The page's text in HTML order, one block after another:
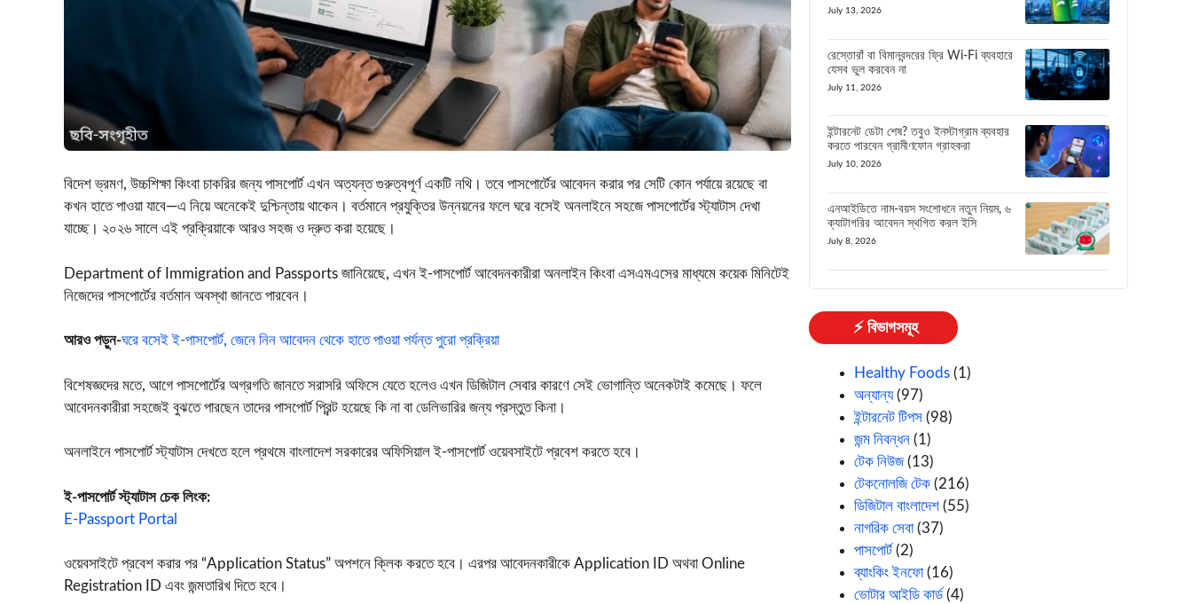
বিদেশ ভ্রমণ, উচ্চশিক্ষা কিংবা চাকরির জন্য পাসপোর্ট এখন অত্যন্ত গুরুত্বপূর্ণ একটি নথি। তবে পাসপোর্টের আবেদন করার পর সেটি কোন পর্যায়ে রয়েছে বা
কখন হাতে পাওয়া যাবে—এ নিয়ে অনেকেই দুশ্চিন্তায় থাকেন। বর্তমানে প্রযুক্তির উন্নয়নের ফলে ঘরে বসেই অনলাইনে সহজে পাসপোর্টের স্ট্যাটাস দেখা
যাচ্ছে। ২০২৬ সালে এই প্রক্রিয়াকে আরও সহজ ও দ্রুত করা হয়েছে।
Department of Immigration and Passports জানিয়েছে, এখন ই-পাসপোর্ট আবেদনকারীরা অনলাইন কিংবা এসএমএসের মাধ্যমে কয়েক মিনিটেই
নিজেদের পাসপোর্টের বর্তমান অবস্থা জানতে পারবেন।
আরও পড়ুন-ঘরে বসেই ই-পাসপোর্ট, জেনে নিন আবেদন থেকে হাতে পাওয়া পর্যন্ত পুরো প্রক্রিয়া
বিশেষজ্ঞদের মতে, আগে পাসপোর্টের অগ্রগতি জানতে সরাসরি অফিসে যেতে হলেও এখন ডিজিটাল সেবার কারণে সেই ভোগান্তি অনেকটাই কমেছে। ফলে
আবেদনকারীরা সহজেই বুঝতে পারছেন তাদের পাসপোর্ট প্রিন্ট হয়েছে কি না বা ডেলিভারির জন্য প্রস্তুত কিনা।
অনলাইনে পাসপোর্ট স্ট্যাটাস দেখতে হলে প্রথমে বাংলাদেশ সরকারের অফিসিয়াল ই-পাসপোর্ট ওয়েবসাইটে প্রবেশ করতে হবে।
ই-পাসপোর্ট স্ট্যাটাস চেক লিংক:
E-Passport Portal
ওয়েবসাইটে প্রবেশ করার পর “Application Status” অপশনে ক্লিক করতে হবে। এরপর আবেদনকারীকে Application ID অথবা Online
Registration ID এবং জন্মতারিখ দিতে হবে।
July 13, 2026
রেস্তোরাঁ বা বিমানবন্দরের ফ্রি Wi-Fi ব্যবহারে
যেসব ভুল করবেন না
July 11, 2026
ইন্টারনেট ডেটা শেষ? তবুও ইনস্টাগ্রাম ব্যবহার
করতে পারবেন গ্রামীণফোন গ্রাহকরা
July 10, 2026
এনআইডিতে নাম-বয়স সংশোধনে নতুন নিয়ম, ৬
ক্যাটাগরির আবেদন স্থগিত করল ইসি
July 8, 2026
⚡ বিভাগসমূহ
Healthy Foods (1)
অন্যান্য(97)
ইন্টারনেট টিপস (98)
জন্ম নিবন্ধন (1)
টেক নিউজ(13)
টেকনোলজি টেক (216)
ডিজিটাল বাংলাদেশ (55)
নাগরিক সেবা(37)
পাসপোর্ট (2)
ব্যাংকিং ইনফো(16)
ভোটার আইডি কার্ড (4)